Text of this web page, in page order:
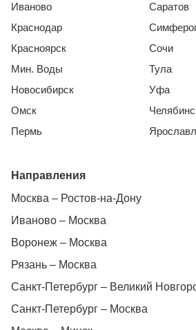
Иваново
Краснодар
Красноярск
Мин. Воды
Новосибирск
Омск
Пермь
Саратов
Сочи
Тула
Уфа
Направления
Москва – Ростов-на-Дону
Иваново – Москва
Воронеж – Москва
Рязань – Москва
Санкт-Петербург – Великий
Санкт-Петербург – Москва